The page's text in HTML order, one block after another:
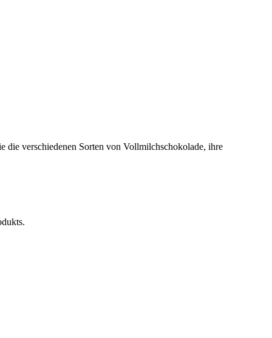
die verschiedenen Sorten von Vollmilchschokolade, ihre